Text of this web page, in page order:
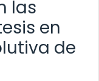
las
en
de